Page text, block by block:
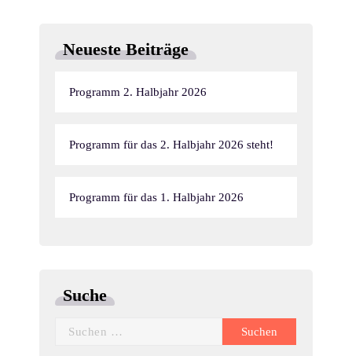
Neueste Beiträge
Programm 2. Halbjahr 2026
Programm für das 2. Halbjahr 2026 steht!
Programm für das 1. Halbjahr 2026
Suche
Suchen